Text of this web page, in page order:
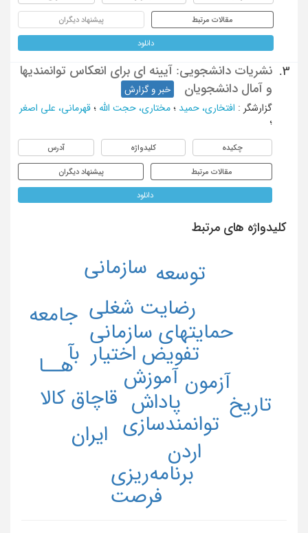
مقالات مرتبط پیشنهاد دیگران
دانلود
3.
نشریات دانشجویی: آیینه ای برای انعکاس توانمندیها
و آمال دانشجویان
خبر و گزارش
گزارشگر : افتخاری، حمید ؛ مختاری، حجت الله ؛ قهرمانی، علی اصغر
؛
چکیده کلیدواژه آدرس
مقالات مرتبط پیشنهاد دیگران
دانلود
کلیدواژه های مرتبط
آموزش
پاداش
تفویض اختیار
توانمندسازی
حمایتهای سازمانی
رضایت شغلی
قاچاق کالا
آزمون
اردن
ایران
بآ
برنامه‌ریزی
تاریخ
توسعه
جامعه
سازمانی
فرصت
هــا